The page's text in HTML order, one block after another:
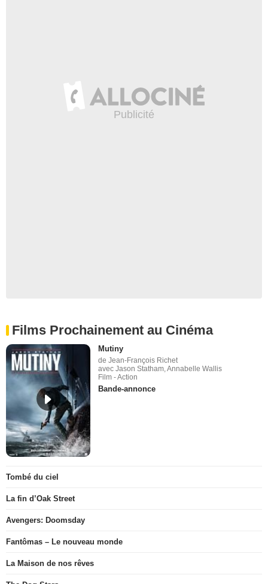
Films Prochainement au Cinéma
Mutiny
de Jean-François Richet
avec Jason Statham, Annabelle Wallis
Film - Action
Bande-annonce
Tombé du ciel
La fin d’Oak Street
Avengers: Doomsday
Fantômas – Le nouveau monde
La Maison de nos rêves